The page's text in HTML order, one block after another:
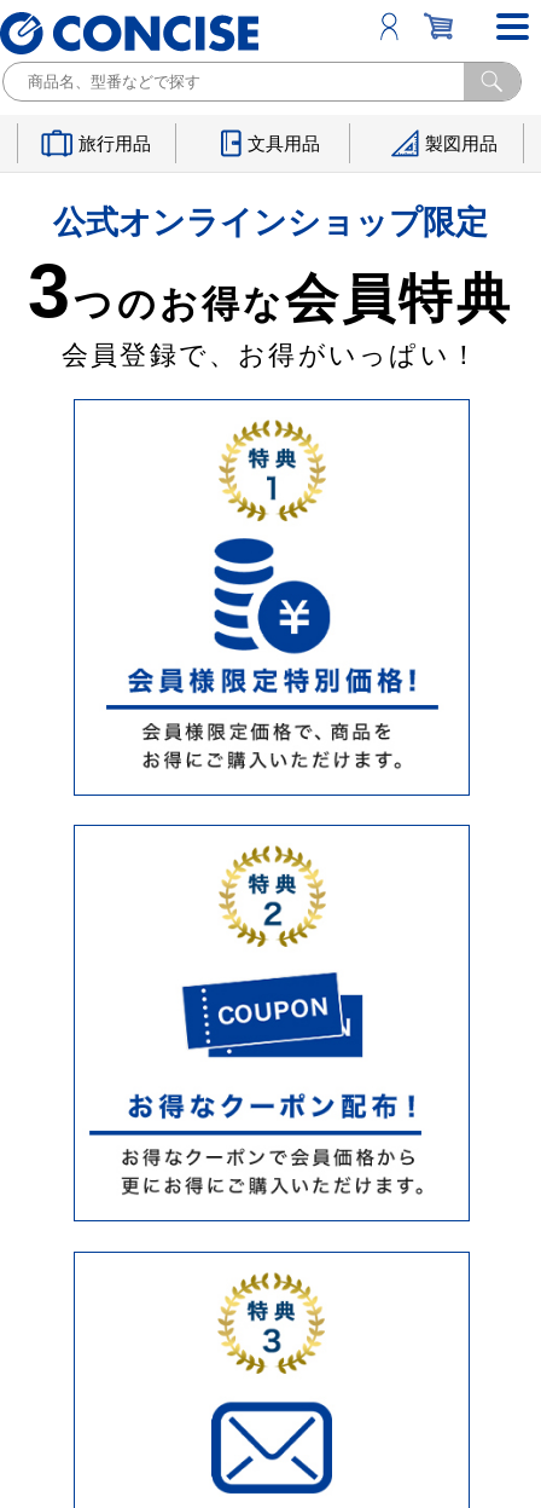
旅行用品 文具用品 製図用品
公式オンラインショップ限定
3つのお得な会員特典
会員登録で、お得がいっぱい！